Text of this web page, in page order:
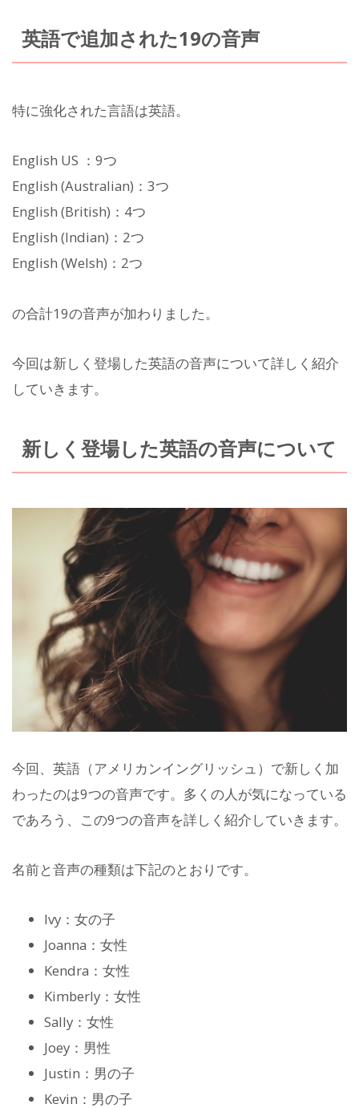
英語で追加された19の音声
特に強化された言語は英語。
English US ：9つ
English (Australian)：3つ
English (British)：4つ
English (Indian)：2つ
English (Welsh)：2つ
の合計19の音声が加わりました。
今回は新しく登場した英語の音声について詳しく紹介
していきます。
新しく登場した英語の音声について
今回、英語（アメリカンイングリッシュ）で新しく加
わったのは9つの音声です。多くの人が気になっている
であろう、この9つの音声を詳しく紹介していきます。
名前と音声の種類は下記のとおりです。
Ivy：女の子
Joanna：女性
Kendra：女性
Kimberly：女性
Sally：女性
Joey：男性
Justin：男の子
Kevin：男の子